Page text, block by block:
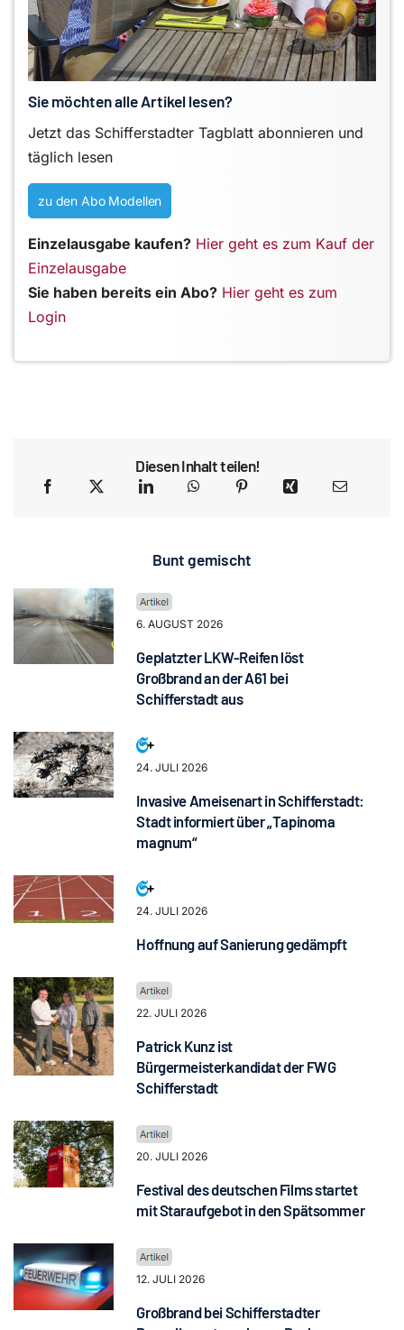
Sie möchten alle Artikel lesen?
Jetzt das Schifferstadter Tagblatt abonnieren und
täglich lesen
zu den Abo Modellen
Einzelausgabe kaufen? Hier geht es zum Kauf der
Einzelausgabe
Sie haben bereits ein Abo? Hier geht es zum
Login
Diesen Inhalt teilen!
Bunt gemischt
6. AUGUST 2026
Geplatzter LKW-Reifen löst
Großbrand an der A61 bei
Schifferstadt aus
24. JULI 2026
Invasive Ameisenart in Schifferstadt:
Stadt informiert über „Tapinoma
magnum“
24. JULI 2026
Hoffnung auf Sanierung gedämpft
22. JULI 2026
Patrick Kunz ist
Bürgermeisterkandidat der FWG
Schifferstadt
20. JULI 2026
Festival des deutschen Films startet
mit Staraufgebot in den Spätsommer
12. JULI 2026
Großbrand bei Schifferstadter